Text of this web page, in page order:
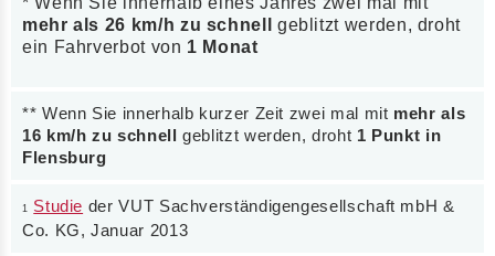
mehr als 26 km/h zu schnell
geblitzt werden, droht
ein Fahrverbot von 1 Monat
** Wenn Sie innerhalb kurzer Zeit zwei mal mit mehr als
16 km/h zu schnell geblitzt werden, droht 1 Punkt in
Flensburg
1 Studie der VUT Sachverständigengesellschaft mbH &
Co. KG, Januar 2013